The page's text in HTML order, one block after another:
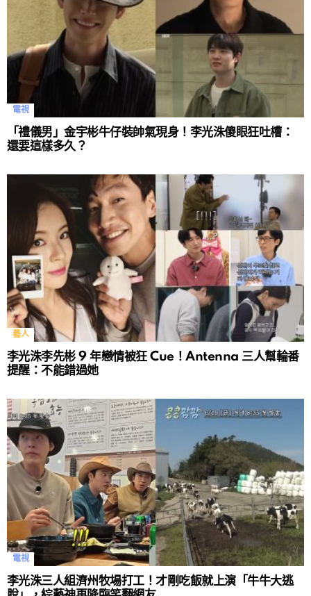
電視
「禮儀男」金宇彬牛仔裝帥氣現身！李光洙傻眼狂吐槽：
還要這樣多久？
藝人
李光洙李先彬 9 年戀情被狂 Cue！Antenna 三人幫輪番
提醒：不能錯過她
電視
李光洙三人組濟州牧場打工！才剛吃飯就上演「牛牛大逃